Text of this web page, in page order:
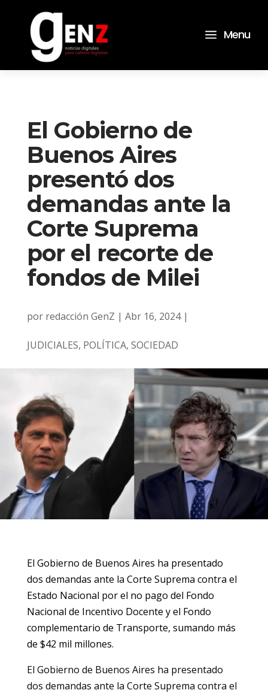
a Menu
El Gobierno de
Buenos Aires
presentó dos
demandas ante la
Corte Suprema
por el recorte de
fondos de Milei
por redacción GenZ | Abr 16, 2024|
JUDICIALES, POLÍTICA, SOCIEDAD
El Gobierno de Buenos Aires ha presentado
dos demandas ante la Corte Suprema contra el
Estado Nacional por el no pago del Fondo
Nacional de Incentivo Docente y el Fondo
complementario de Transporte, sumando más
de $42 mil millones.
El Gobierno de Buenos Aires ha presentado
dos demandas ante la Corte Suprema contra el